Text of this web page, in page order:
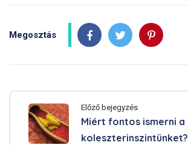
Megosztás
Előző bejegyzés
Miért fontos ismerni a
koleszterinszintünket?